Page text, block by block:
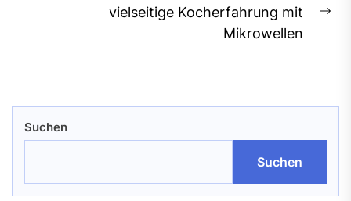
vielseitige Kocherfahrung mit
Mikrowellen
Suchen
Suchen